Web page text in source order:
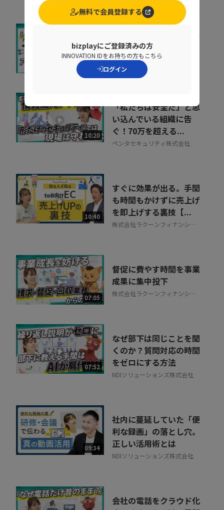
07:34
増え続けるID、見きれな
い管理が事故を生む理由
株式会社インターネットイニシ
アティブ
10:20
「私たちは安全だ」と思
い込んでいる組織に告
ぐ！70万を超える...
ペンタセキュリティ株式会社
10:40
すぐに効果が出る。手間
も時間もかけずに売上げ
を即上げする裏技【...
株式会社ラクーンフィナンシャ
07:05
督促に費やす時間を事業
成果に集中投下
株式会社ラクーンフィナンシャ
07:52
なぜ部下は同じことを聞
くのか？質問対応の時間
をゼロにする方法
NDIソリューションズ株式会社
09:34
社内に蔓延していた「便
利な録画」の落とし穴。
正しい活用術とは
NDIソリューションズ株式会社
会社の電話をクラウド化
無料で会員登録する
bizplayにご登録済みの方
INNOVATION IDをお持ちの方もこちら
ログイン